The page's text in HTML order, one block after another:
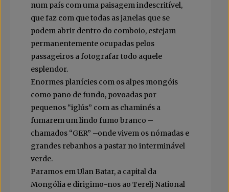
num país com uma paisagem indescritível,
que faz com que todas as janelas que se
podem abrir dentro do comboio, estejam
permanentemente ocupadas pelos
passageiros a fotografar todo aquele
esplendor.
Enormes planícies com os alpes mongóis
como pano de fundo, povoadas por
pequenos “iglús” com as chaminés a
fumarem um lindo fumo branco –
chamados “GER” –onde vivem os nómadas e
grandes rebanhos a pastar no interminável
verde.
Paramos em Ulan Batar, a capital da
Mongólia e dirigimo-nos ao Terelj National